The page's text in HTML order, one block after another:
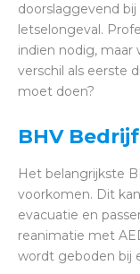
doorslaggevend
letselongeval.
indien nodig, maar
verschil als eerste
moet doen?
BHV B
Het belangrijkste
voorkomen. Dit
evacuatie en
reanimatie met
wordt geboden bij